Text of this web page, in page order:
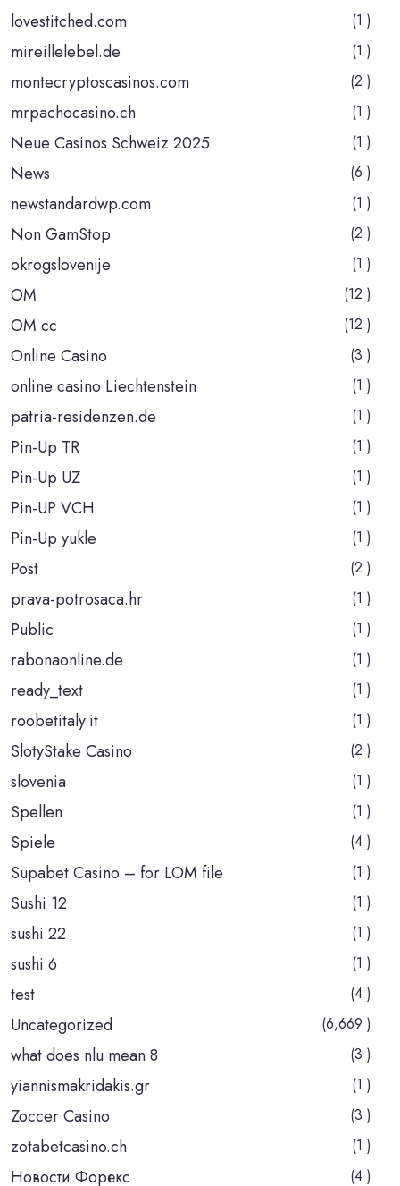
lovestitched.com
(1 )
mireillelebel.de (1 )
montecryptoscasinos.com (2 )
mrpachocasino.ch (1 )
Neue Casinos Schweiz 2025 (1 )
News (6 )
newstandardwp.com (1 )
Non GamStop (2 )
okrogslovenije (1 )
OM (12 )
OM cc (12 )
Online Casino (3 )
online casino Liechtenstein (1 )
patria-residenzen.de (1 )
Pin-Up TR (1 )
Pin-Up UZ (1 )
Pin-UP VCH (1 )
Pin-Up yukle (1 )
Post (2 )
prava-potrosaca.hr (1 )
Public (1 )
rabonaonline.de (1 )
ready_text (1 )
roobetitaly.it (1 )
SlotyStake Casino (2 )
slovenia (1 )
Spellen (1 )
Spiele (4 )
Supabet Casino – for LOM file (1 )
Sushi 12 (1 )
sushi 22 (1 )
sushi 6 (1 )
test (4 )
Uncategorized (6,669 )
what does nlu mean 8 (3 )
yiannismakridakis.gr (1 )
Zoccer Casino (3 )
zotabetcasino.ch (1 )
Новости Форекс (4 )